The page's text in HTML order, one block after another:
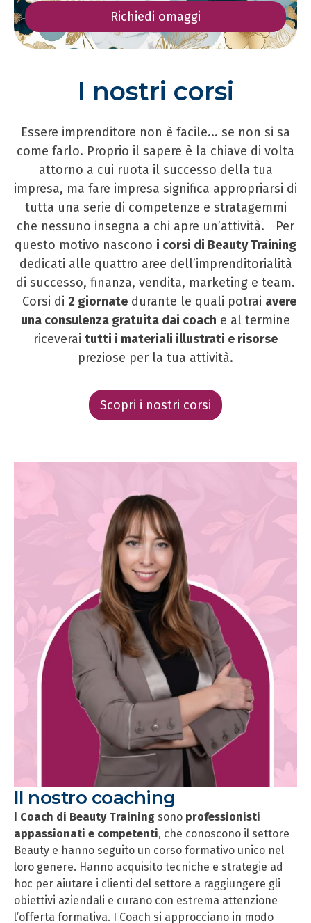
Richiedi omaggi
I nostri corsi
Essere imprenditore non è facile... se non si sa
come farlo. Proprio il sapere è la chiave di volta
attorno a cui ruota il successo della tua
impresa, ma fare impresa significa appropriarsi di
tutta una serie di competenze e stratagemmi
che nessuno insegna a chi apre un’attività. Per
questo motivo nascono i corsi di Beauty Training
dedicati alle quattro aree dell’imprenditorialità
di successo, finanza, vendita, marketing e team.
Corsi di 2 giornate durante le quali potrai avere
una consulenza gratuita dai coach e al termine
riceverai tutti i materiali illustrati e risorse
preziose per la tua attività.
Scopri i nostri corsi
Il nostro coaching
I Coach di Beauty Training sono professionisti
appassionati e competenti, che conoscono il settore
Beauty e hanno seguito un corso formativo unico nel
loro genere. Hanno acquisito tecniche e strategie ad
hoc per aiutare i clienti del settore a raggiungere gli
obiettivi aziendali e curano con estrema attenzione
l’offerta formativa. I Coach si approcciano in modo